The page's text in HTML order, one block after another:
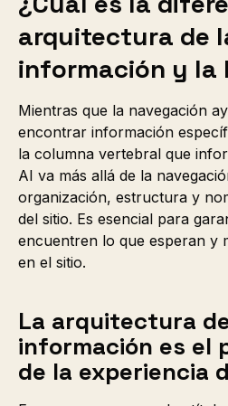
arquitectura de
información y la
Mientras que la navegación
encontrar información
la columna vertebral que
AI va más allá de la
organización, estructura y
del sitio. Es esencial para
encuentren lo que esperan y
en el sitio.
La arquitectura
información es el
de la experiencia